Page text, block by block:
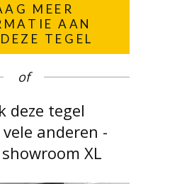
MEER
AAN
TEGEL
of
deze tegel
anderen -
XL